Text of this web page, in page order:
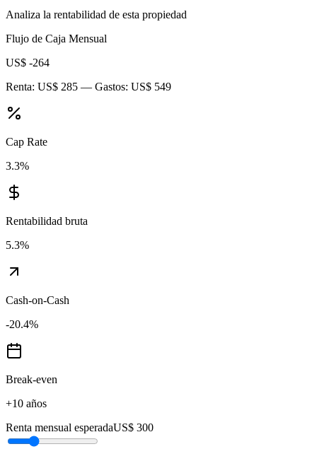
Analiza la rentabilidad de esta propiedad
Flujo de Caja Mensual
US$ -264
Renta: US$ 285 — Gastos: US$ 549
Cap Rate
3.3%
Rentabilidad bruta
5.3%
Cash-on-Cash
-20.4%
Break-even
+10 años
Renta mensual esperadaUS$ 300